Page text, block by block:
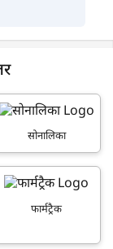
सोनालिका
फार्मट्रैक